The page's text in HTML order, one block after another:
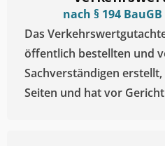
nach § 194
Das
öffentlich bestellten und
Sachverständigen
Seiten und hat vor